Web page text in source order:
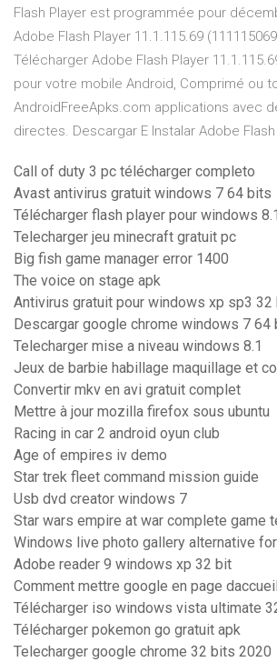
Flash Player est programmée pour
Adobe Flash Player 11.1.115.69
Télécharger Adobe Flash Player
pour votre mobile Android, Comprimé ou
AndroidFreeApks.com applications avec
directes. Descargar E Instalar Adobe Flash
Call of duty 3 pc télécharger completo
Avast antivirus gratuit windows 7 64 bits
Télécharger flash player pour windows
Telecharger jeu minecraft gratuit pc
Big fish game manager error 1400
The voice on stage apk
Antivirus gratuit pour windows xp sp3 32
Descargar google chrome windows 7
Telecharger mise a niveau windows 8.1
Jeux de barbie habillage maquillage et
Convertir mkv en avi gratuit complet
Mettre à jour mozilla firefox sous ubuntu
Racing in car 2 android oyun club
Age of empires iv demo
Star trek fleet command mission guide
Usb dvd creator windows 7
Star wars empire at war complete game
Windows live photo gallery alternative
Adobe reader 9 windows xp 32 bit
Comment mettre google en page
Télécharger iso windows vista ultimate
Télécharger pokemon go gratuit apk
Telecharger google chrome 32 bits 2020